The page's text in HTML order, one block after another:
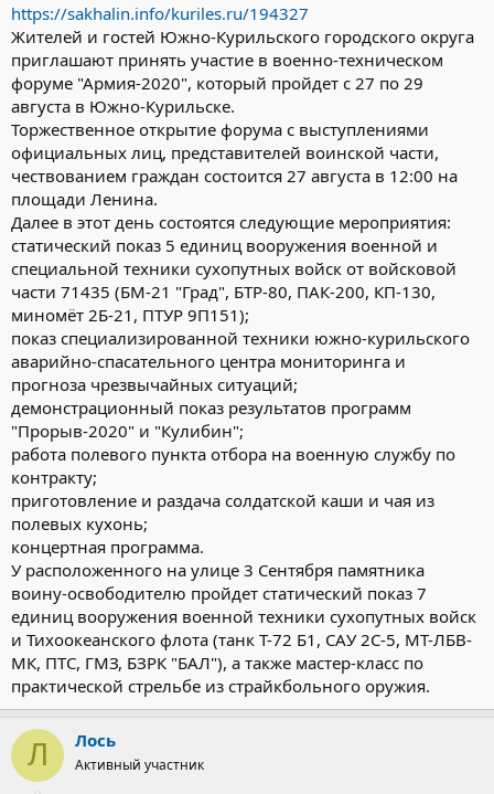
https://sakhalin.info/kuriles.ru/194327
Жителей и гостей Южно-Курильского городского округа
приглашают принять участие в военно-техническом
форуме "Армия-2020", который пройдет с 27 по 29
августа в Южно-Курильске.
Торжественное открытие форума с выступлениями
официальных лиц, представителей воинской части,
чествованием граждан состоится 27 августа в 12:00 на
площади Ленина.
Далее в этот день состоятся следующие мероприятия:
статический показ 5 единиц вооружения военной и
специальной техники сухопутных войск от войсковой
части 71435 (БМ-21 "Град", БТР-80, ПАК-200, КП-130,
миномёт 2Б-21, ПТУР 9П151);
показ специализированной техники южно-курильского
аварийно-спасательного центра мониторинга и
прогноза чрезвычайных ситуаций;
демонстрационный показ результатов программ
"Прорыв-2020" и "Кулибин";
работа полевого пункта отбора на военную службу по
контракту;
приготовление и раздача солдатской каши и чая из
полевых кухонь;
концертная программа.
У расположенного на улице 3 Сентября памятника
воину-освободителю пройдет статический показ 7
единиц вооружения военной техники сухопутных войск
и Тихоокеанского флота (танк Т-72 Б1, САУ 2С-5, МТ-ЛБВ-
МК, ПТС, ГМЗ, БЗРК "БАЛ"), а также мастер-класс по
практической стрельбе из страйкбольного оружия.
Л Лось
Активный участник